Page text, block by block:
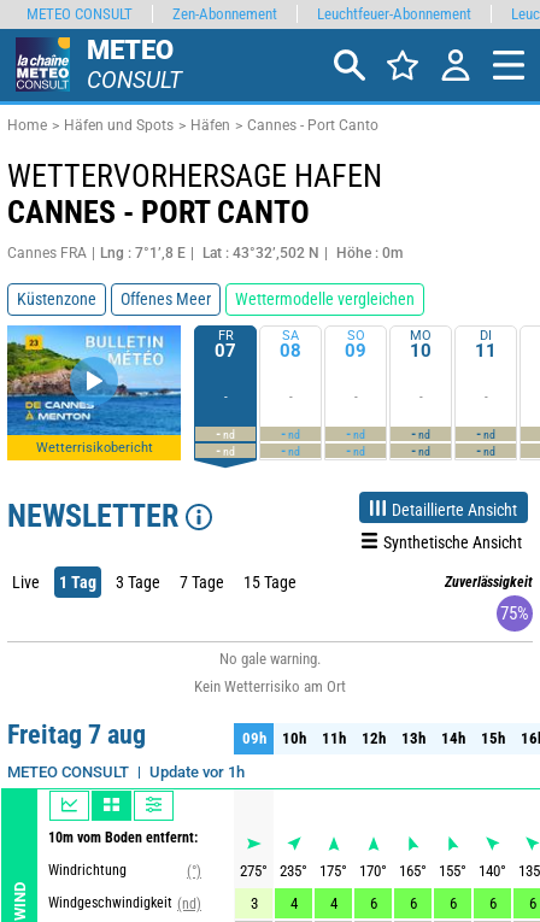
METEO
CONSULT
Home Häfen und Spots Häfen Cannes - Port Canto
WETTERVORHERSAGE HAFEN
CANNES - PORT CANTO
Cannes FRA Lng : 7°1’,8 E Lat : 43°32’,502 N Höhe : 0m
Küstenzone Offenes Meer Wettermodelle vergleichen
Wetterrisikobericht
FR
07
-
-nd
-nd
SA
08
-
-nd
-nd
SO
09
-
-nd
-nd
MO
10
-
-nd
-nd
DI
11
-
-nd
-nd
NEWSLETTER
Detaillierte Ansicht
Synthetische Ansicht
Live 1 Tag 3 Tage 7 Tage 15 Tage Zuverlässigkeit
75%
No gale warning.
Kein Wetterrisiko am Ort
Freitag 7 aug
METEO CONSULT Update vor 1h
WIND
10m vom Boden entfernt:
Windrichtung
(°)
Windgeschwindigkeit (nd)
09h 10h 11h 12h 13h 14h 15h
09h 10h 11h 12h 13h 14h 15h
275° 235° 175° 170° 165° 155° 140°
135
3
4 4 6 6 6 6
6
METEO CONSULT Zen-Abonnement Leuchtfeuer-Abonnement